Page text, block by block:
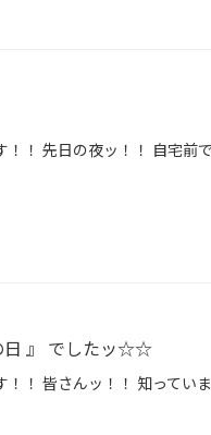
日 』 でしたッ☆☆